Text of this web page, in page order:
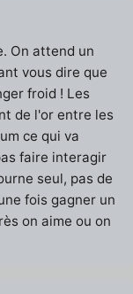
On attend un
vous dire que
froid ! Les
de l'or entre les
ce qui va
faire interagir
seul, pas de
fois gagner un
on aime ou on